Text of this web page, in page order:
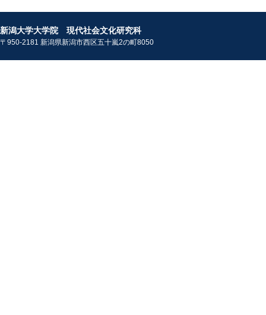
新潟大学大学院 現代社会文化研究科
〒950-2181 新潟県新潟市西区五十嵐2の町8050